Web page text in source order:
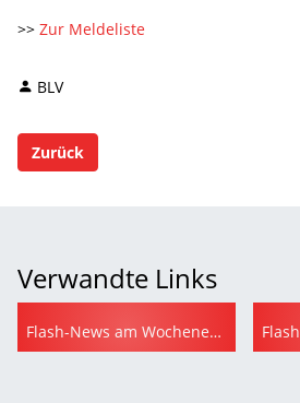
>> Zur Meldeliste
BLV
Zurück
Verwandte Links
Flash-News am Wochenende (leichtathletik.de)